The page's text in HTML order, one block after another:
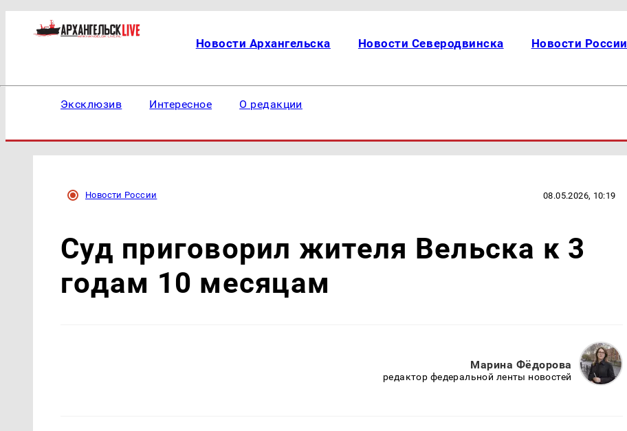
Новости Архангельска Новости Северодвинска Новости России
Эксклюзив Интересное О редакции
Новости России 08.05.2026, 10:19
Суд приговорил жителя Вельска к 3
годам 10 месяцам
Марина Фёдорова
редактор федеральной ленты новостей